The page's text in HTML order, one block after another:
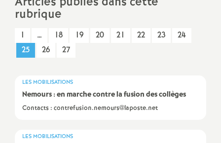
N
t
rubrique
1 … 18 19 20 21 22 23
24
25
26 27
LES MOBILISATIONS
Nemours : en marche contre la fusion des collèges
Contacts : contrefusion.nemours@laposte.net
LES MOBILISATIONS